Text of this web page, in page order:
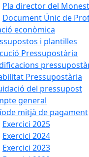
Pla director del
Document Únic de
econòmica
i plantilles
Pressupostària
Pressupostària
del pressupost
general
mitjà de pagament
Exercici 2025
Exercici 2024
Exercici 2023